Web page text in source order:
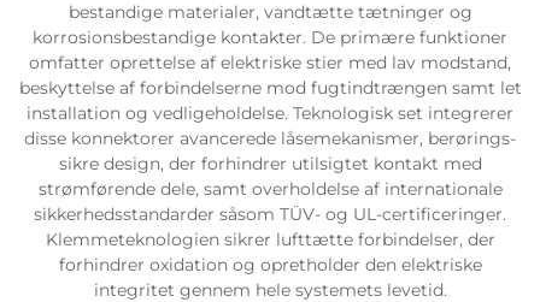
bestandige materialer, vandtætte tætninger og
korrosionsbestandige kontakter. De primære funktioner
omfatter oprettelse af elektriske stier med lav modstand,
beskyttelse af forbindelserne mod fugtindtrængen samt let
installation og vedligeholdelse. Teknologisk set integrerer
disse konnektorer avancerede låsemekanismer, berørings-
sikre design, der forhindrer utilsigtet kontakt med
strømførende dele, samt overholdelse af internationale
sikkerhedsstandarder såsom TÜV- og UL-certificeringer.
Klemmeteknologien sikrer lufttætte forbindelser, der
forhindrer oxidation og opretholder den elektriske
integritet gennem hele systemets levetid.